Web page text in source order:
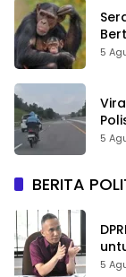
5
5
BERITA
5